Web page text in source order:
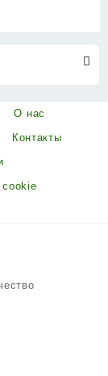
О нас
Контакты
cookie